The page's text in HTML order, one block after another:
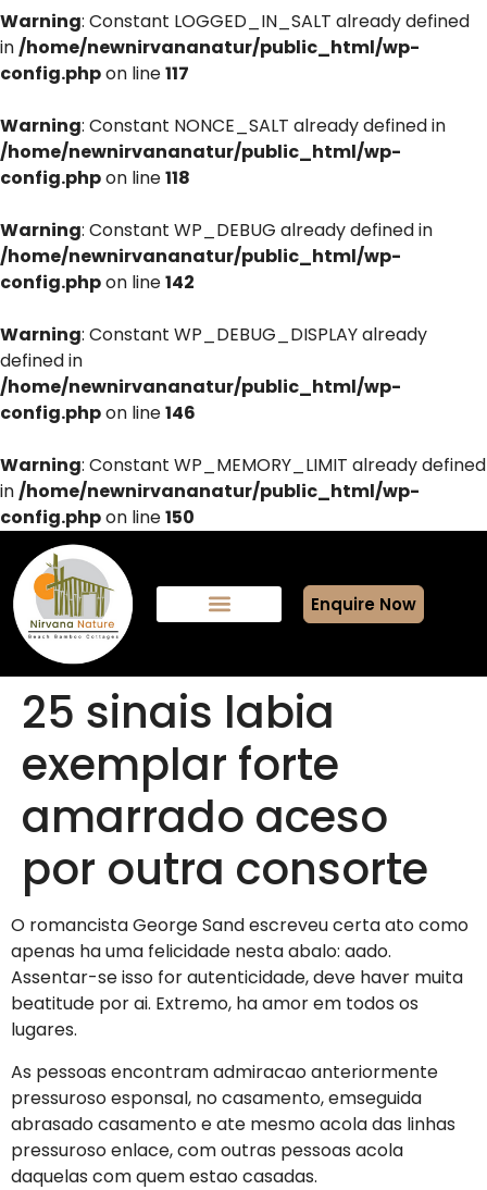
Warning: Constant LOGGED_IN_SALT already defined
in/home/newnirvananatur/public_html/wp-
config.phpon line117
Warning: Constant NONCE_SALT already defined in
/home/newnirvananatur/public_html/wp-
config.phpon line118
Warning: Constant WP_DEBUG already defined in
/home/newnirvananatur/public_html/wp-
config.phpon line142
Warning: Constant WP_DEBUG_DISPLAY already
defined in
/home/newnirvananatur/public_html/wp-
config.phpon line146
Warning: Constant WP_MEMORY_LIMIT already defined
in/home/newnirvananatur/public_html/wp-
config.phpon line150
Enquire Now
25 sinais labia
exemplar forte
amarrado aceso
por outra consorte
O romancista George Sand escreveu certa ato como
apenas ha uma felicidade nesta abalo: aado.
Assentar-se isso for autenticidade, deve haver muita
beatitude por ai. Extremo, ha amor em todos os
lugares.
As pessoas encontram admiracao anteriormente
pressuroso esponsal, no casamento, emseguida
abrasado casamento e ate mesmo acola das linhas
pressuroso enlace, com outras pessoas acola
daquelas com quem estao casadas.